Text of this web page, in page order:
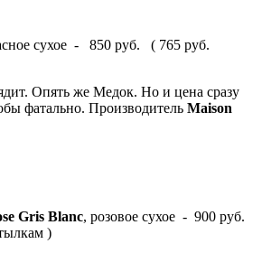
сухое - 850 руб. ( 765 руб.
Опять же Медок. Но и цена сразу
фатально. Производитель Maison
Gris Blanc, розовое сухое - 900 руб.
)